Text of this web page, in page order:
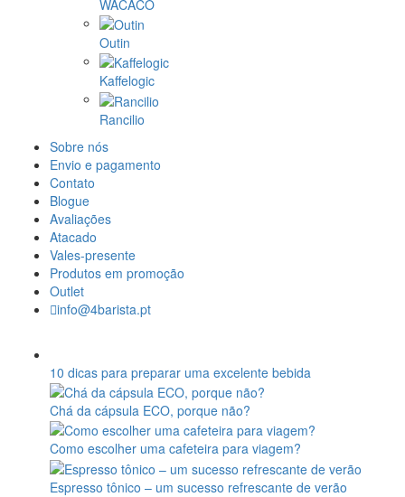
WACACO
Outin
Kaffelogic
Rancilio
Sobre nós
Envio e pagamento
Contato
Blogue
Avaliações
Atacado
Vales-presente
Produtos em promoção
Outlet
info@4barista.pt
10 dicas para preparar uma excelente bebida
Chá da cápsula ECO, porque não?
Como escolher uma cafeteira para viagem?
Espresso tônico – um sucesso refrescante de verão